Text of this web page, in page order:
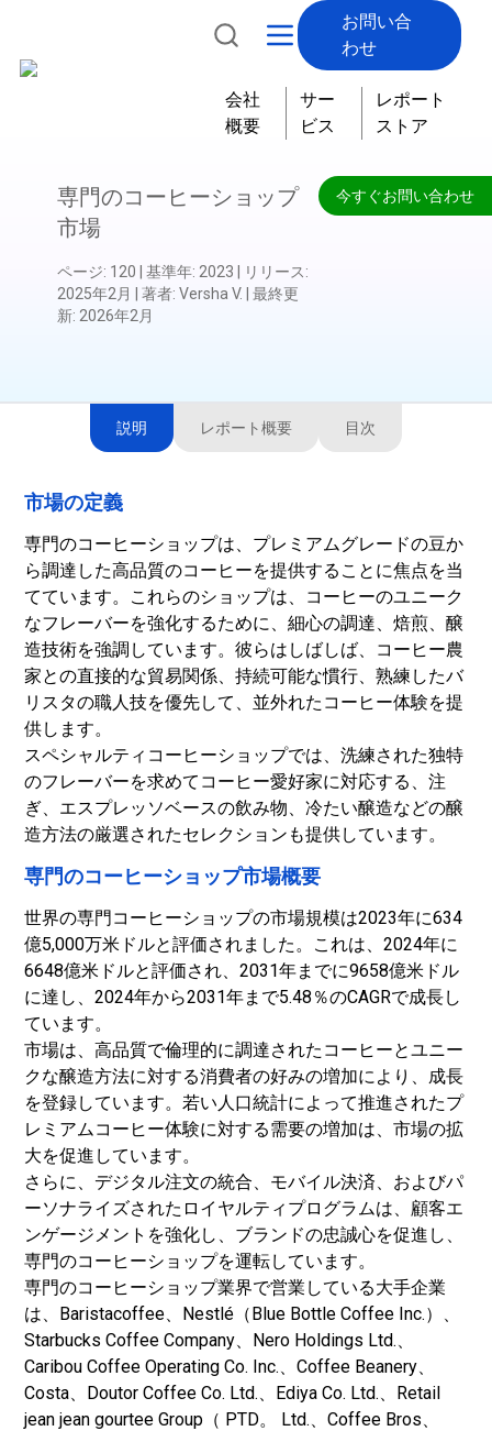
お問い合
わせ
会社
概要
サー
ビス
レポート
ストア
今すぐお問い合わせ
専門のコーヒーショップ
市場
ページ: 120 基準年: 2023 リリース:
2025年2月
著者: Versha V.
最終更
新: 2026年2月
説明 レポート概要 目次
市場の定義
専門のコーヒーショップは、プレミアムグレードの豆か
ら調達した高品質のコーヒーを提供することに焦点を当
てています。これらのショップは、コーヒーのユニーク
なフレーバーを強化するために、細心の調達、焙煎、醸
造技術を強調しています。彼らはしばしば、コーヒー農
家との直接的な貿易関係、持続可能な慣行、熟練したバ
リスタの職人技を優先して、並外れたコーヒー体験を提
供します。
スペシャルティコーヒーショップでは、洗練された独特
のフレーバーを求めてコーヒー愛好家に対応する、注
ぎ、エスプレッソベースの飲み物、冷たい醸造などの醸
造方法の厳選されたセレクションも提供しています。
専門のコーヒーショップ市場概要
世界の専門コーヒーショップの市場規模は2023年に634
億5,000万米ドルと評価されました。これは、2024年に
6648億米ドルと評価され、2031年までに9658億米ドル
に達し、2024年から2031年まで5.48％のCAGRで成長し
ています。
市場は、高品質で倫理的に調達されたコーヒーとユニー
クな醸造方法に対する消費者の好みの増加により、成長
を登録しています。若い人口統計によって推進されたプ
レミアムコーヒー体験に対する需要の増加は、市場の拡
大を促進しています。
さらに、デジタル注文の統合、 モバイル決済、およびパ
ーソナライズされたロイヤルティプログラムは、顧客エ
ンゲージメントを強化し、ブランドの忠誠心を促進し、
専門のコーヒーショップを運転しています。
専門のコーヒーショップ業界で営業している大手企業
は、Baristacoffee、Nestlé（Blue Bottle Coffee Inc.）、
Starbucks Coffee Company、Nero Holdings Ltd.、
Caribou Coffee Operating Co. Inc.、Coffee Beanery、
Costa、Doutor Coffee Co. Ltd.、Ediya Co. Ltd.、Retail
jean jean gourtee Group（ PTD。 Ltd.、Coffee Bros、